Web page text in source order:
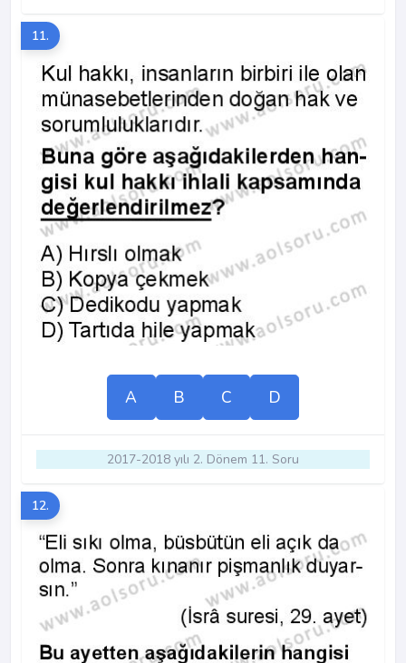
11.
A B C D
2017-2018 yılı 2. Dönem 11. Soru
12.